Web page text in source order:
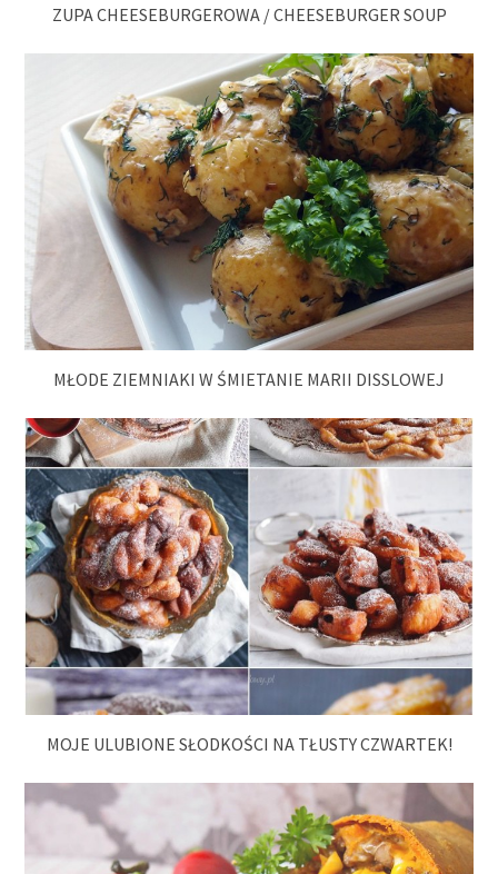
ZUPA CHEESEBURGEROWA / CHEESEBURGER SOUP
MŁODE ZIEMNIAKI W ŚMIETANIE MARII DISSLOWEJ
MOJE ULUBIONE SŁODKOŚCI NA TŁUSTY CZWARTEK!